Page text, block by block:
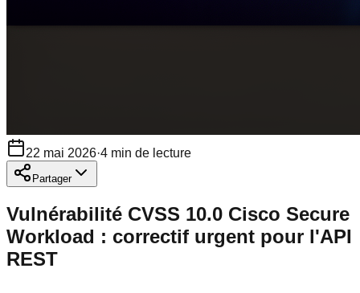
22 mai 2026·4 min de lecture
Partager
Vulnérabilité CVSS 10.0 Cisco Secure
Workload : correctif urgent pour l'API
REST